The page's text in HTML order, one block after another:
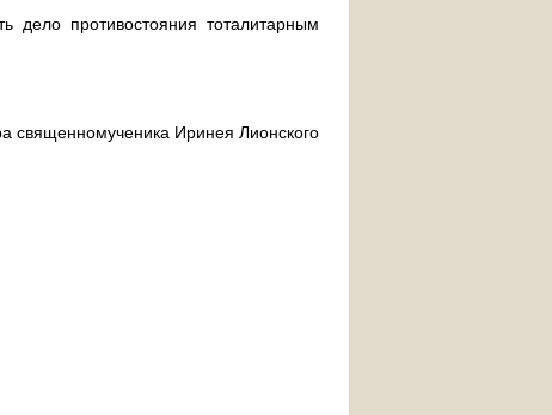
противостояния тоталитарным
священномученика Иринея Лионского